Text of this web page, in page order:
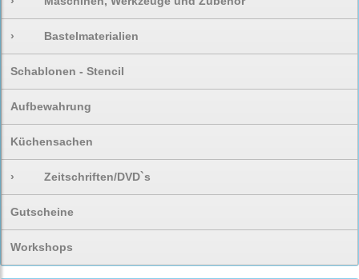
› Bastelmaterialien
Schablonen - Stencil
Aufbewahrung
Küchensachen
› Zeitschriften/DVD`s
Gutscheine
Workshops